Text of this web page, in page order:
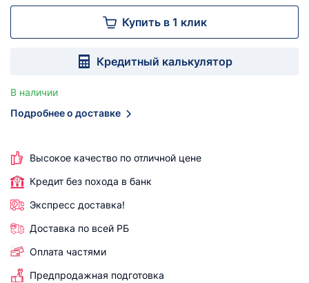
Купить в 1 клик
Кредитный калькулятор
В наличии
Подробнее о доставке
Высокое качество по отличной цене
Кредит без похода в банк
Экспресс доставка!
Доставка по всей РБ
Оплата частями
Предпродажная подготовка